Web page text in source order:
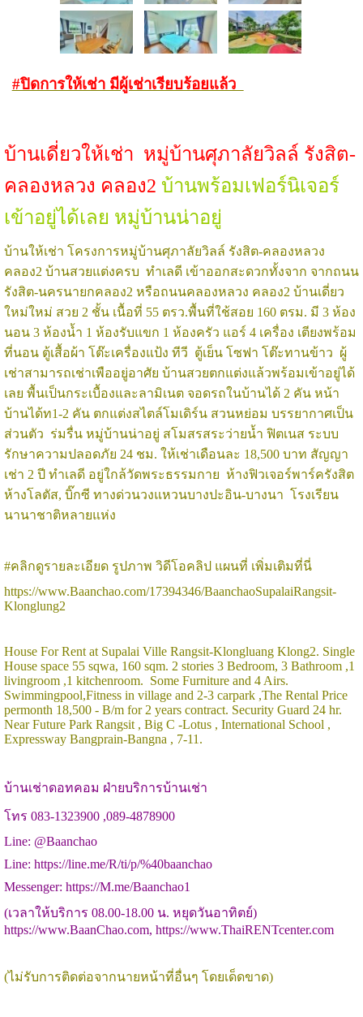
#ปิดการให้เช่า มีผู้เช่าเรียบร้อยแล้ว
บ้านเดี่ยวให้เช่า หมู่บ้านศุภาลัยวิลล์ รังสิต-
คลองหลวง คลอง2 บ้านพร้อมเฟอร์นิเจอร์
เข้าอยู่ได้เลย หมู่บ้านน่าอยู่
บ้านให้เช่า โครงการหมู่บ้านศุภาลัยวิลล์ รังสิต-คลองหลวง
คลอง2 บ้านสวยแต่งครบ ทำเลดี เข้าออกสะดวกทั้งจาก จากถนน
รังสิต-นครนายกคลอง2 หรือถนนคลองหลวง คลอง2 บ้านเดี่ยว
ใหม่ใหม่ สวย 2 ชั้น เนื้อที่ 55 ตรว.พื้นที่ใช้สอย 160 ตรม. มี 3 ห้อง
นอน 3 ห้องน้ำ 1 ห้องรับแขก 1 ห้องครัว แอร์ 4 เครื่อง เตียงพร้อม
ที่นอน ตู้เสื้อผ้า โต๊ะเครื่องแป้ง ทีวี ตู้เย็น โซฟา โต๊ะทานข้าว ผู้
เช่าสามารถเช่าเพืออยู่อาศัย บ้านสวยตกแต่งแล้วพร้อมเข้าอยู่ได้
เลย พื้นเป็นกระเบื้องและลามิเนต จอดรถในบ้านได้ 2 คัน หน้า
บ้านได้ท1-2 คัน ตกแต่งสไตล์โมเดิร์น สวนหย่อม บรรยากาศเป็น
ส่วนตัว ร่มรื่น หมู่บ้านน่าอยู่ สโมสรสระว่ายน้ำ ฟิตเนส ระบบ
รักษาความปลอดภัย 24 ชม. ให้เช่าเดือนละ 18,500 บาท สัญญา
เช่า 2 ปี ทำเลดี อยู่ใกล้วัดพระธรรมกาย ห้างฟิวเจอร์พาร์ครังสิต
ห้างโลตัส, บิ๊กซี ทางด่วนวงแหวนบางปะอิน-บางนา โรงเรียน
นานาชาติหลายแห่ง
#คลิกดูรายละเอียด รูปภาพ วิดีโอคลิป แผนที่ เพิ่มเติมที่นี่
https://www.Baanchao.com/17394346/BaanchaoSupalaiRangsit-
Klonglung2
House For Rent at Supalai Ville Rangsit-Klongluang Klong2. Single
House space 55 sqwa, 160 sqm. 2 stories 3 Bedroom, 3 Bathroom ,1
livingroom ,1 kitchenroom. Some Furniture and 4 Airs.
Swimmingpool,Fitness in village and 2-3 carpark ,The Rental Price
permonth 18,500 - B/m for 2 years contract. Security Guard 24 hr.
Near Future Park Rangsit , Big C -Lotus , International School ,
Expressway Bangprain-Bangna , 7-11.
บ้านเช่าดอทคอม ฝ่ายบริการบ้านเช่า
โทร 083-1323900 ,089-4878900
Line: @Baanchao
Line: https://line.me/R/ti/p/%40baanchao
Messenger: https://M.me/Baanchao1
(เวลาให้บริการ 08.00-18.00 น. หยุดวันอาทิตย์)
https://www.BaanChao.com, https://www.ThaiRENTcenter.com
(ไม่รับการติดต่อจากนายหน้าที่อื่นๆ โดยเด็ดขาด)